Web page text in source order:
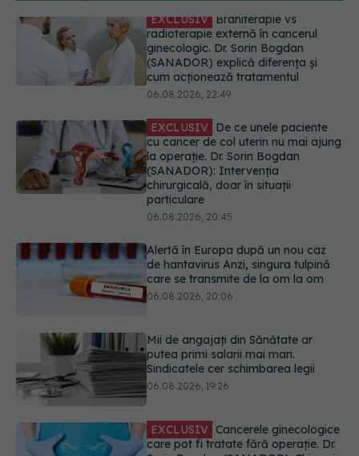
EXCLUSIV De ce unele paciente
cu cancer de col uterin nu mai ajung
la operație. Dr. Sorin Bogdan
(SANADOR): Intervenția
chirurgicală, doar în situații
06.08.2026, 20:45
Alertă în Europa după un nou caz
de hantavirus Anzi, singura tulpină
care se transmite de la om la om
06.08.2026, 20:06
Mii de angajați din Sănătate ar
putea primi salarii mai mari.
Sindicatele cer schimbarea legii
06.08.2026, 19:26
EXCLUSIV Cancerele ginecologice
care pot fi tratate fără operație. Dr.
Sorin Bogdan (SANADOR): Chirurgia
este indicată doar punctual, pentru
EXCLUSIV Brahiterapie vs
URMĂREȘTE-NE ȘI PE: